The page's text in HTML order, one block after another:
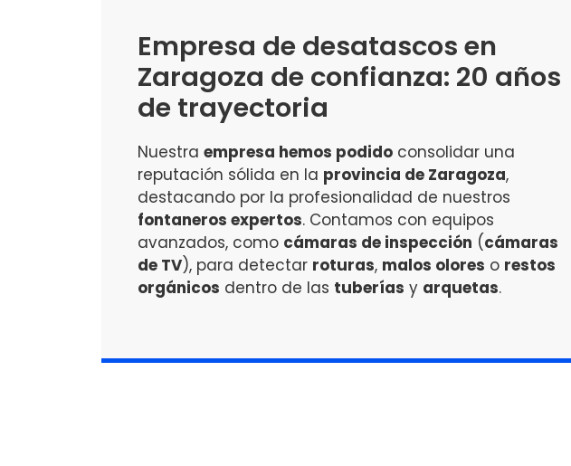
Empresa de desatascos en
Zaragoza de confianza: 20 años
de trayectoria
Nuestra empresa hemos podido consolidar una
reputación sólida en la provincia de Zaragoza,
destacando por la profesionalidad de nuestros
fontaneros expertos. Contamos con equipos
avanzados, como cámaras de inspección (cámaras
de TV), para detectar roturas, malos olores o restos
orgánicos dentro de las tuberías y arquetas.